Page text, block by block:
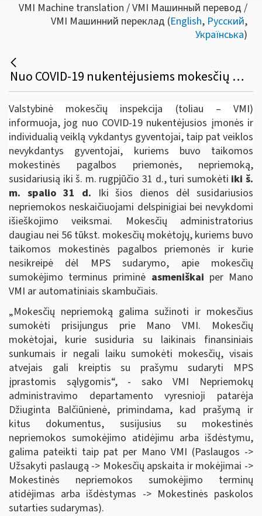
VMI Machine translation / VMI Машинный перевод /
VMI Машинний переклад (English, Русский,
Українська)
Nuo COVID-19 nukentėjusiems mokesčių mokėtojams - dar mėnuo nepriemokai be delspinigių sumokėti
Valstybinė mokesčių inspekcija (toliau – VMI)
informuoja, jog nuo COVID-19 nukentėjusios įmonės ir
individualią veiklą vykdantys gyventojai, taip pat veiklos
nevykdantys gyventojai, kuriems buvo taikomos
mokestinės pagalbos priemonės, nepriemoką,
susidariusią iki š. m. rugpjūčio 31 d., turi sumokėti iki š.
m. spalio 31 d. Iki šios dienos dėl susidariusios
nepriemokos neskaičiuojami delspinigiai bei nevykdomi
išieškojimo veiksmai. Mokesčių administratorius
daugiau nei 56 tūkst. mokesčių mokėtojų, kuriems buvo
taikomos mokestinės pagalbos priemonės ir kurie
nesikreipė dėl MPS sudarymo, apie mokesčių
sumokėjimo terminus priminė asmeniškai per Mano
VMI ar automatiniais skambučiais.
„Mokesčių nepriemoką galima sužinoti ir mokesčius
sumokėti prisijungus prie Mano VMI. Mokesčių
mokėtojai, kurie susiduria su laikinais finansiniais
sunkumais ir negali laiku sumokėti mokesčių, visais
atvejais gali kreiptis su prašymu sudaryti MPS
įprastomis sąlygomis“, - sako VMI Nepriemokų
administravimo departamento vyresnioji patarėja
Džiuginta Balčiūnienė, primindama, kad prašymą ir
kitus dokumentus, susijusius su mokestinės
nepriemokos sumokėjimo atidėjimu arba išdėstymu,
galima pateikti taip pat per Mano VMI (Paslaugos ->
Užsakyti paslaugą -> Mokesčių apskaita ir mokėjimai ->
Mokestinės nepriemokos sumokėjimo terminų
atidėjimas arba išdėstymas -> Mokestinės paskolos
sutarties sudarymas).